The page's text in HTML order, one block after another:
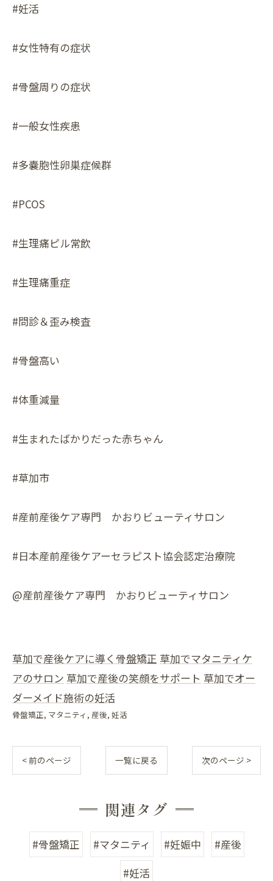
#妊活
#女性特有の症状
#骨盤周りの症状
#一般女性疾患
#多嚢胞性卵巣症候群
#PCOS
#生理痛ピル常飲
#生理痛重症
#問診＆歪み検査
#骨盤高い
#体重減量
#生まれたばかりだった赤ちゃん
#草加市
#産前産後ケア専門 かおりビューティサロン
#日本産前産後ケアーセラピスト協会認定治療院
@産前産後ケア専門 かおりビューティサロン
草加で産後ケアに導く骨盤矯正 草加でマタニティケ
アのサロン 草加で産後の笑顔をサポート 草加でオー
ダーメイド施術の妊活
骨盤矯正 マタニティ 産後 妊活
< 前のページ 一覧に戻る 次のページ >
関連タグ
#骨盤矯正 #マタニティ #妊娠中
#産後
#妊活